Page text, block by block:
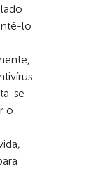
lo
se
o